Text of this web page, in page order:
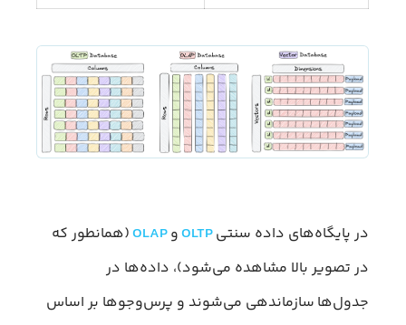
در پایگاه‌های داده سنتیOLTPوOLAP(همانطور که
در تصویر بالا مشاهده می‌شود)، داده‌ها در
جدول‌ها سازماندهی می‌شوند و پرس‌وجوها بر اساس